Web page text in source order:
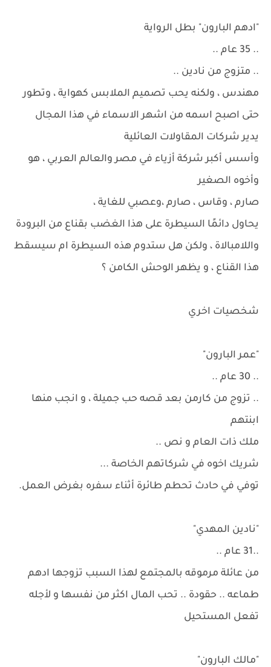
"ادهم البارون" بطل الرواية
.. 35 عام ..
.. متزوج من نادين ..
مهندس ، ولكنه يحب تصميم الملابس كهواية ، وتطور
حتى اصبح اسمه من اشهر الاسماء في هذا المجال
يدير شركات المقاولات العائلية
وأسس أكبر شركة أزياء في مصر والعالم العربي ، هو
وأخوه الصغير
صارم ، وقاس ، صارم ،وعصبي للغاية ،
يحاول دائمًا السيطرة على هذا الغضب بقناع من البرودة
واللامبالاة ، ولكن هل ستدوم هذه السيطرة ام سيسقط
هذا القناع ، و يظهر الوحش الكامن ؟
شخصيات اخري
"عمر البارون"
.. 30 عام ..
.. تزوج من كارمن بعد قصه حب جميلة ، و انجب ‏​‏​منها
ابنتهم
ملك ذات العام و نص ..
شريك اخوه في شركاتهم الخاصة ...
توفي في حادث تحطم طائرة أثناء سفره بغرض العمل.
"نادين المهدي"
..31 عام ..
من عائلة مرموقه بالمجتمع لهذا السبب تزوجها ادهم
طماعه .. حقودة .. تحب المال اكثر من نفسها و لأجله
تفعل المستحيل
"مالك البارون"